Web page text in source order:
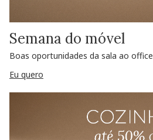
Semana do móvel
Boas oportunidades da sala ao office
Eu quero